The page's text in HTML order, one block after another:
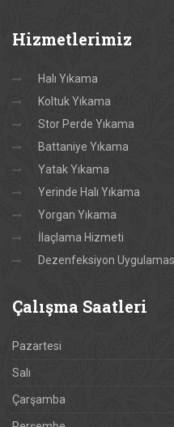
Hizmetlerimiz
Halı Yıkama
Koltuk Yıkama
Stor Perde Yıkama
Battaniye Yıkama
Yatak Yıkama
Yerinde Halı Yıkama
Yorgan Yıkama
İlaçlama Hizmeti
Dezenfeksiyon
Çalışma Saatleri
Pazartesi
Salı
Çarşamba